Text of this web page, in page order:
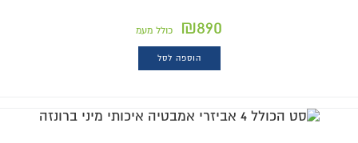
₪890 כולל מעמ
הוספה לסל